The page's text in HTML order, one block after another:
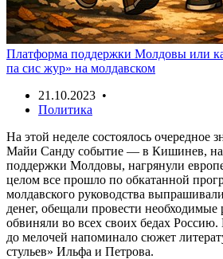
Платформа поддержки Молдовы или
па сис жур» на молдавском
21.10.2023 •
Политика
На этой неделе состоялось очередное
Майи Санду событие — в Кишинев,
поддержки Молдовы, нагрянули
целом все прошло по обкатанной
молдавского руководства
денег, обещали провести
обвиняли во всех своих бедах Россию.
до мелочей напоминало сюжет
стульев» Ильфа и Петрова.